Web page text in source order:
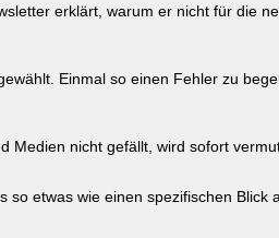
erklärt, warum er nicht für die
Einmal so einen Fehler zu
nicht gefällt, wird sofort
etwas wie einen spezifischen Blick